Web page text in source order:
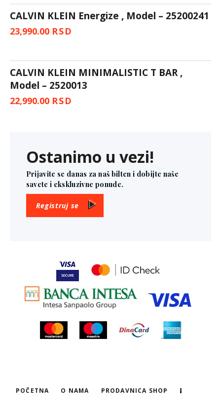
CALVIN KLEIN Energize , Model – 25200241
23,990.00 RSD
CALVIN KLEIN MINIMALISTIC T BAR ,
Model – 2520013
22,990.00 RSD
Ostanimo u vezi!
Prijavite se danas za naš bilten i dobijte naše
savete i ekskluzivne ponude.
Registruj se
POČETNA O NAMA PRODAVNICA SHOP